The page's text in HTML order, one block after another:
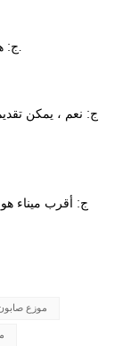
ج: هذا يعتمد على كمية الطلب. عادة من 10 إلى 25 يومًا.
ج: نعم ، يمكن
ج: أقرب ميناء هو
موزع